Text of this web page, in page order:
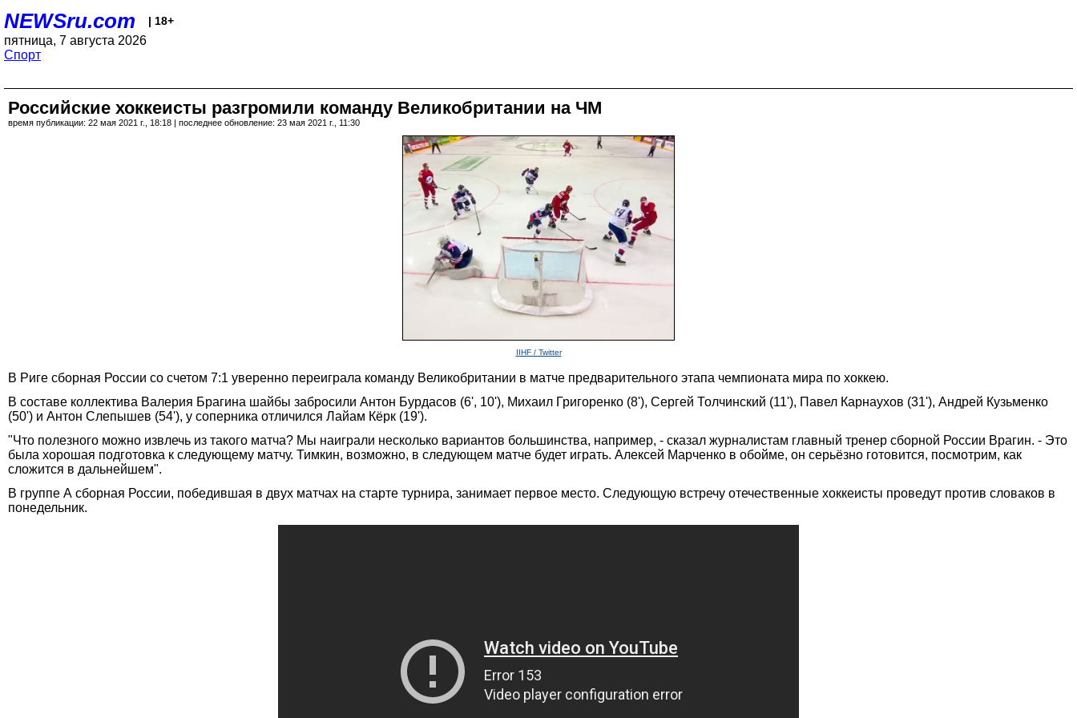
NEWSru.com | 18+
пятница, 7 августа 2026
Спорт
Российские хоккеисты разгромили команду Великобритании на ЧМ
время публикации: 22 мая 2021 г., 18:18 | последнее обновление: 23 мая 2021 г., 11:30
IIHF / Twitter
В Риге сборная России со счетом 7:1 уверенно переиграла команду Великобритании в матче предварительного этапа чемпионата мира по хоккею.
В составе коллектива Валерия Брагина шайбы забросили Антон Бурдасов (6', 10'), Михаил Григоренко (8'), Сергей Толчинский (11'), Павел Карнаухов (31'), Андрей Кузьменко
(50') и Антон Слепышев (54'), у соперника отличился Лайам Кёрк (19').
"Что полезного можно извлечь из такого матча? Мы наиграли несколько вариантов большинства, например, - сказал журналистам главный тренер сборной России Врагин. - Это
была хорошая подготовка к следующему матчу. Тимкин, возможно, в следующем матче будет играть. Алексей Марченко в обойме, он серьёзно готовится, посмотрим, как
сложится в дальнейшем".
В группе А сборная России, победившая в двух матчах на старте турнира, занимает первое место. Следующую встречу отечественные хоккеисты проведут против словаков в
понедельник.